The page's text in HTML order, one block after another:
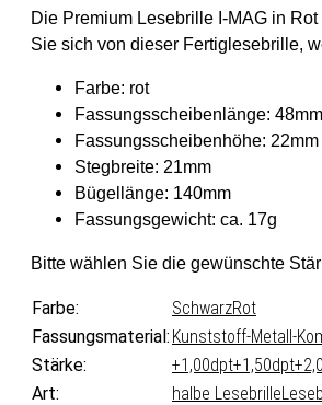
Die Premium Lesebrille I-MAG in
Sie sich von dieser Fertiglesebrille,
Farbe: rot
Fassungsscheibenlänge: 48mm
Fassungsscheibenhöhe: 22mm
Stegbreite: 21mm
Bügellänge: 140mm
Fassungsgewicht: ca. 17g
Bitte wählen Sie die gewünschte
Farbe: SchwarzRot
Fassungsmaterial: Kunststoff-Metall-
Stärke:
+1,00dpt+1,50dpt
Art:
halbe Lesebrille